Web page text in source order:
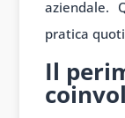
aziendale.
pratica
Il